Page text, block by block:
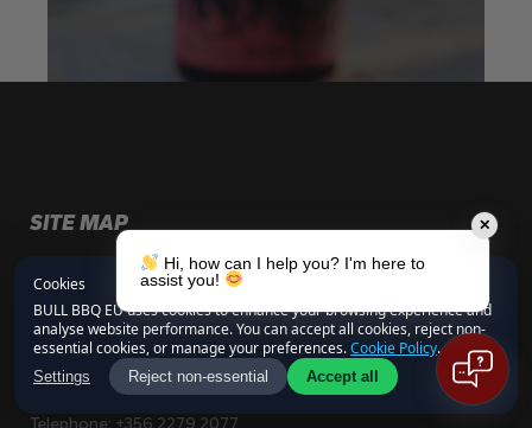
SITE MAP
Angebot einholen
HOW TO CONTACT US
Email Address:info@bullbbq.eu
Telephone: +356 2279 2077
Cookies
BULL BBQ EU uses cookies to enhance your browsing experience and
analyse website performance. You can accept all cookies, reject non-
essential cookies, or manage your preferences.Cookie Policy.
Settings Reject non-essential Accept all
✕
Hi, how can I help you? I'm here to
assist you!